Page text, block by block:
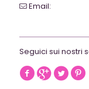
Email:
Seguici sui nostri